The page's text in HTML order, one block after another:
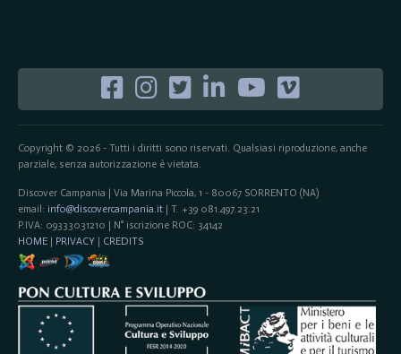
Copyright © 2026 - Tutti i diritti sono riservati. Qualsiasi riproduzione, anche
parziale, senza autorizzazione è vietata.
Discover Campania | Via Marina Piccola, 1 - 80067 SORRENTO (NA)
email: info@discovercampania.it| T. +39 081.497.23.21
P.IVA: 09333031210 | N° iscrizione ROC: 34142
HOME| PRIVACY | CREDITS